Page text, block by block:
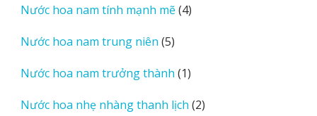
phẩm
Nước hoa nam tính mạnh mẽ 44
Nước hoa nam trung niên 55
phẩm
Nước hoa nam trưởng thành 11
phẩm
Nước hoa nhẹ nhàng thanh lịch 22